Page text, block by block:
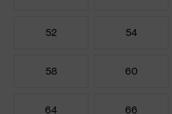
52 54
58 60
64 66